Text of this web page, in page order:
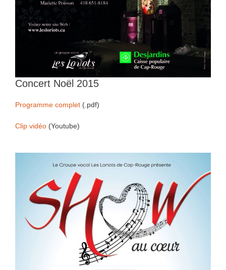
Concert Noël 2015
Programme complet (.pdf)
Clip vidéo (Youtube)